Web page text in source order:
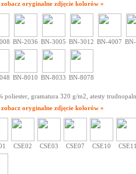
zobacz oryginalne zdjęcie kolorów »
BN-2036 BN-3005 BN-3012 BN-4007
BN-8010 BN-8033 BN-8078
poliester, gramatura 320 g/m2, atesty
zobacz oryginalne zdjęcie kolorów »
CSE02 CSE03 CSE07 CSE10